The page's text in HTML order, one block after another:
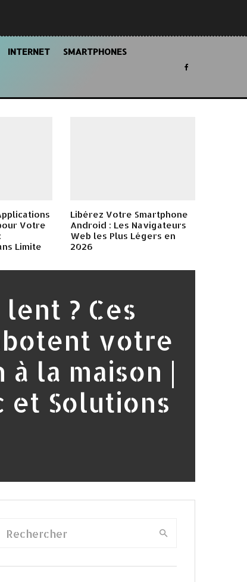
INTERNET SMARTPHONES
Votre
Limite
Libérez Votre Smartphone
Android : Les Navigateurs
Web les Plus Légers en
2026
? Ces
votre
la maison |
et Solutions